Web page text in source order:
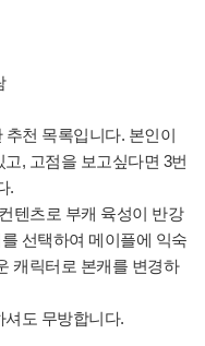
천 목록입니다. 본인이
, 고점을 보고싶다면 3번
.
텐츠로 부캐 육성이 반강
선택하여 메이플에 익숙
캐릭터로 본캐를 변경하
셔도 무방합니다.